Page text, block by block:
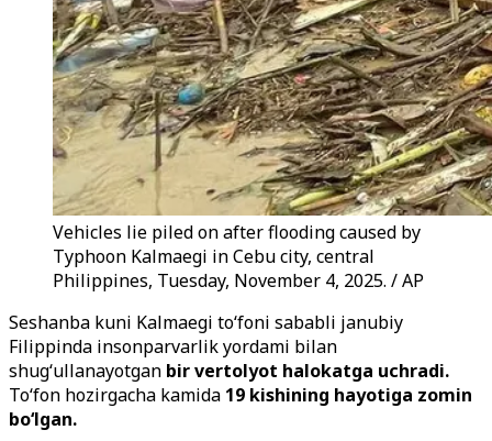
Vehicles lie piled on after flooding caused by
Typhoon Kalmaegi in Cebu city, central
Philippines, Tuesday, November 4, 2025. / AP
Seshanba kuni Kalmaegi to‘foni sababli janubiy
Filippinda insonparvarlik yordami bilan
shug‘ullanayotgan bir vertolyot halokatga uchradi.
To‘fon hozirgacha kamida 19 kishining hayotiga zomin
bo‘lgan.